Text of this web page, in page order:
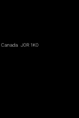
J0R 1K0